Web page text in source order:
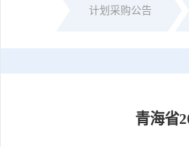
计划采购公告
青海省